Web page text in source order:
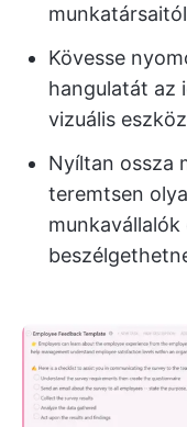
munkatársaitól
Kövesse
hangulatát az
vizuális
Nyíltan ossza
teremtsen